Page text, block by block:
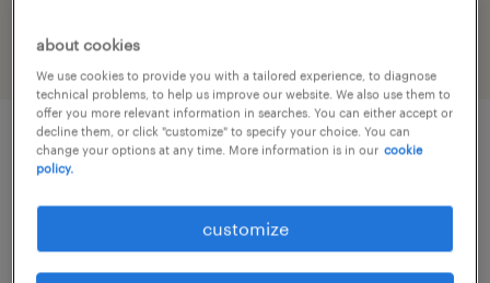
job details
社名非公開
about cookies
We use cookies to provide you with a tailored experience, to diagnose
technical problems, to help us improve our website. We also use them to
offer you more relevant information in searches. You can either accept or
decline them, or click "customize" to specify your choice. You can
change your options at any time. More information is in our cookie
policy.
customize